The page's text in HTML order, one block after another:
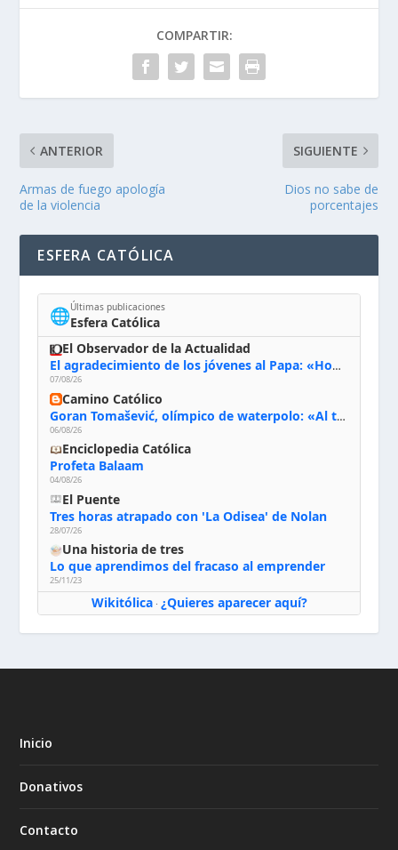
COMPARTIR:
ANTERIOR
Armas de fuego apología
de la violencia
SIGUIENTE
Dios no sabe de
porcentajes
ESFERA CATÓLICA
🌐Últimas publicaciones
Esfera Católica
El Observador de la Actualidad
El agradecimiento de los jóvenes al Papa: «Hoy nos sentimos Iglesia»
07/08/26
Camino Católico
Goran Tomašević, olímpico de waterpolo: «Al terminar el Camino de Santiago entregué mi vida a Cristo; hablé con Dios y le dije: ‘Estoy listo; estoy a tu servicio. Puedo llevar lo que sea necesario para ti’»
06/08/26
Enciclopedia Católica
Profeta Balaam
04/08/26
El Puente
Tres horas atrapado con 'La Odisea' de Nolan
28/07/26
Una historia de tres
Lo que aprendimos del fracaso al emprender
25/11/23
Wikitólica· ¿Quieres aparecer aquí?
Inicio
Donativos
Contacto